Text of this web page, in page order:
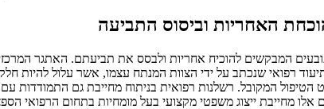
האחריות וביסוס התביעה
המבקשים להוכיח אחריות ולבסס את תביעתם. האתגר
רפואי שנכתב על ידי הצוות המנתח עצמו, אשר עלול להיות
הטיפול המקובל. רשלנות רפואית בניתוח מחייבת גם
מחייבת ייצוג משפטי מקצועי בעל מומחיות בתחום הרפואי